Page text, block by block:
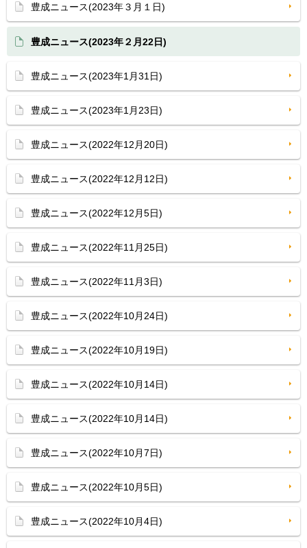
豊成ニュース(2023年３月１日)
豊成ニュース(2023年２月22日)
豊成ニュース(2023年1月31日)
豊成ニュース(2023年1月23日)
豊成ニュース(2022年12月20日)
豊成ニュース(2022年12月12日)
豊成ニュース(2022年12月5日)
豊成ニュース(2022年11月25日)
豊成ニュース(2022年11月3日)
豊成ニュース(2022年10月24日)
豊成ニュース(2022年10月19日)
豊成ニュース(2022年10月14日)
豊成ニュース(2022年10月14日)
豊成ニュース(2022年10月7日)
豊成ニュース(2022年10月5日)
豊成ニュース(2022年10月4日)